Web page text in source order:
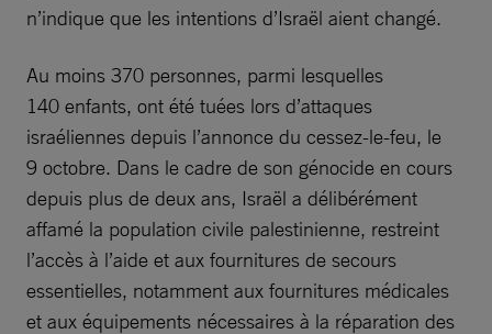
n’indique que les intentions d’Israël aient changé.
Au moins 370 personnes, parmi lesquelles
140 enfants, ont été tuées lors d’attaques
israéliennes depuis l’annonce du cessez-le-feu, le
9 octobre. Dans le cadre de son génocide en cours
depuis plus de deux ans, Israël a délibérément
affamé la population civile palestinienne, restreint
l’accès à l’aide et aux fournitures de secours
essentielles, notamment aux fournitures médicales
et aux équipements nécessaires à la réparation des